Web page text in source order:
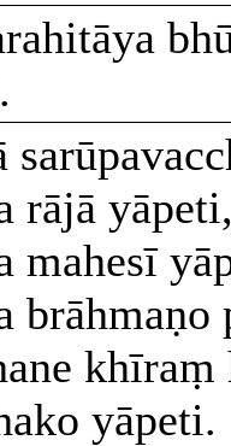
rājā
mahesī
yāpeti.